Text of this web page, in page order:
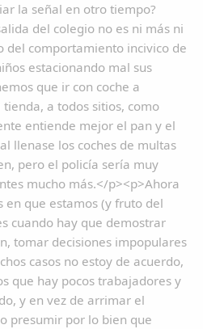
la señal en otro tiempo?
del colegio no es ni más ni
del comportamiento incivico de
estacionando mal sus
que ir con coche a
a todos sitios, como
entiende mejor el pan y el
llenase los coches de multas
pero el policía sería muy
mucho más.</p><p>Ahora
en que estamos (y fruto del
cuando hay que demostrar
tomar decisiones impopulares
casos no estoy de acuerdo,
que hay pocos trabajadores y
y en vez de arrimar el
presumir por lo bien que